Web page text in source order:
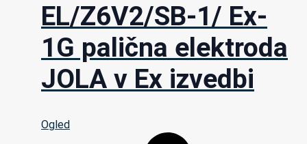
EL/Z6V2/SB-1/ Ex-
1G palična elektroda
JOLA v Ex izvedbi
Ogled